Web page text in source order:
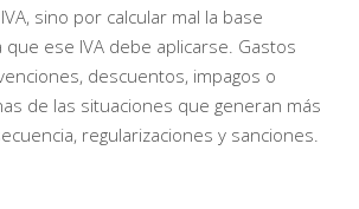
sino por calcular mal la base
ese IVA debe aplicarse. Gastos
descuentos, impagos o
de las situaciones que generan más
regularizaciones y sanciones.